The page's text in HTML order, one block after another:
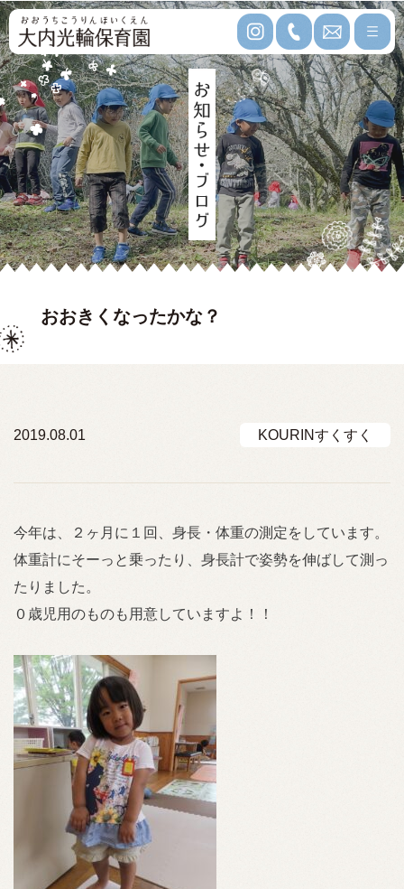
おおきくなったかな？
2019.08.01 KOURINすくすく
今年は、２ヶ月に１回、身長・体重の測定をしています。
体重計にそーっと乗ったり、身長計で姿勢を伸ばして測っ
たりました。
０歳児用のものも用意していますよ！！